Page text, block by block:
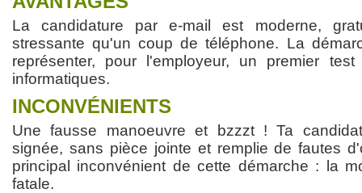
La candidature par e-mail est moderne,
stressante qu'un coup de téléphone. La
représenter, pour l'employeur, un premier
informatiques.
INCONVÉNIENTS
Une fausse manoeuvre et bzzzt ! Ta
signée, sans pièce jointe et remplie de fautes
principal inconvénient de cette démarche : la
fatale.